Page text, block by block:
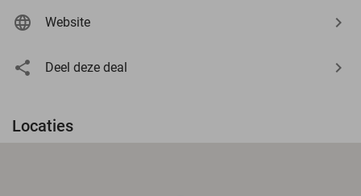
Website
Deel deze deal
Locaties